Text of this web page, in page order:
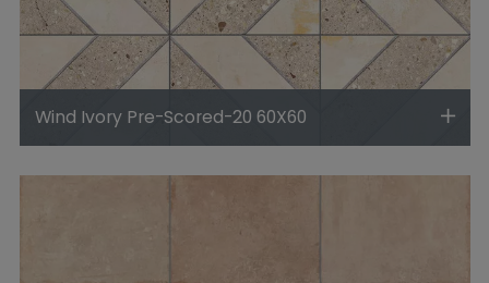
Wind Ivory Pre-Scored-20 60X60